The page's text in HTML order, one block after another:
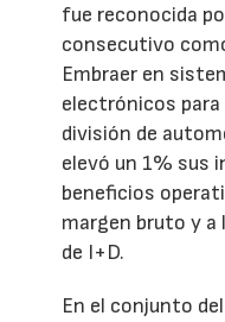
fue reconocida
consecutivo
Embraer en
electrónicos
división de
elevó un 1% sus
beneficios
margen bruto y a
de I+D.
En el conjunto